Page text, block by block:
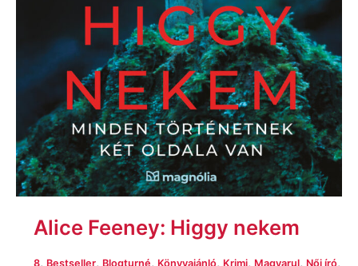
Alice Feeney: Higgy nekem
8, Bestseller, Blogturné, Könyvajánló, Krimi, Magyarul, Női író,